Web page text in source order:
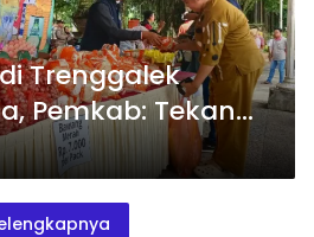
Trenggalek
Pemkab: Tekan